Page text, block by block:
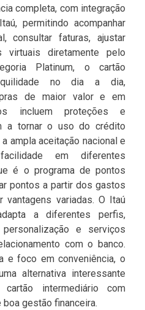
completa, com integração
permitindo acompanhar
consultar faturas, ajustar
virtuais diretamente pelo
Platinum, o cartão
no dia a dia,
de maior valor e em
incluem proteções e
a tornar o uso do crédito
ampla aceitação nacional e
em diferentes
é o programa de pontos
pontos a partir dos gastos
variadas. O Itaú
a diferentes perfis,
e serviços
com o banco.
e foco em conveniência, o
alternativa interessante
intermediário com
gestão financeira.